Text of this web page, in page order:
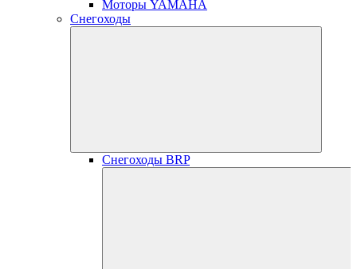
Моторы YAMAHA
Снегоходы
Снегоходы BRP